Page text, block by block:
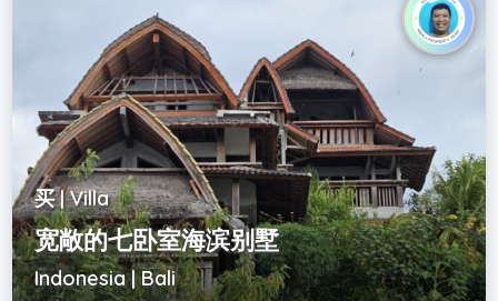
买 | Villa
宽敞的七卧室海滨别墅
Indonesia | Bali